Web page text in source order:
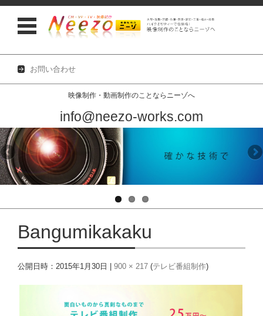
お問い合わせ
映像制作・動画制作のことならニーゾへ
info@neezo-works.com
コンテンツに移動
Bangumikakaku
公開日時： 2015年1月30日 900 × 217 (テレビ番組制作)